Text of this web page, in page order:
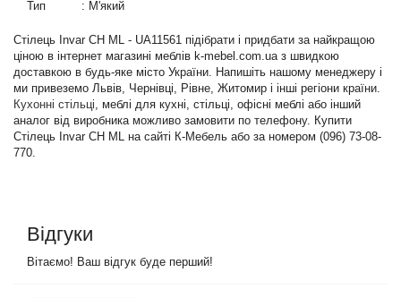
Тип
: М'який
Стілець Invar CH ML - UA11561 підібрати і придбати за найкращою
ціною в інтернет магазині меблів k-mebel.com.ua з швидкою
доставкою в будь-яке місто України. Напишіть нашому менеджеру і
ми привеземо Львів, Чернівці, Рівне, Житомир і інші регіони країни.
Кухонні стільці, меблі для кухні, стільці, офісні меблі або інший
аналог від виробника можливо замовити по телефону. Купити
Стілець Invar CH ML на сайті К-Мебель або за номером (096) 73-08-
770.
Відгуки
Вітаємо! Ваш відгук буде перший!